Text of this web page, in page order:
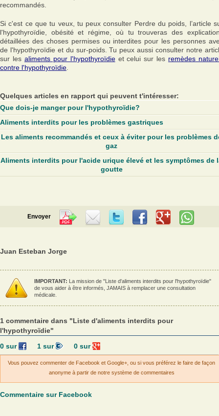
recommandés.
Si c'est ce que tu veux, tu peux consulter Perdre du poids, l’article
l'hypothyroïdie, obésité et régime, où tu trouveras des
détaillées des choses permises ou interdites pour les personnes
de l'hypothyroïdie et du sur-poids. Tu peux aussi consulter notre
sur les aliments pour l'hypothyroïdieet celui sur les remèdes
contre l'hypothyroïdie
Quelques articles en rapport qui peuvent t'intéresser:
Que dois-je manger pour l'hypothyroïdie?
Aliments interdits pour les problèmes gastriques
Les aliments recommandés et ceux à éviter pour les problèmes
gaz
Aliments interdits pour l'acide urique élevé et les symptômes de
goutte
Envoyer
Juan Esteban Jorge
IMPORTANT: La mission de "Liste d'aliments interdits pour l'hypothyroïdie"
de vous aider à être informés, JAMAIS à remplacer une consultation
médicale.
1 commentaire dans "Liste d'aliments interdits pour
l'hypothyroïdie"
0sur 1sur 0 sur
Vous pouvez commenter de Facebook et Google+, ou si vous préférez le faire de façon
anonyme à partir de notre système de commentaires
Commentaire sur Facebook